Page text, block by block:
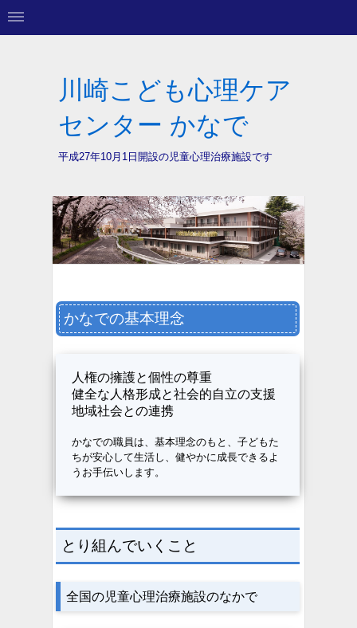
川崎こども心理ケア
センター かなで
平成27年10月1日開設の児童心理治療施設です
かなでの基本理念
人権の擁護と個性の尊重
健全な人格形成と社会的自立の支援
地域社会との連携
かなでの職員は、基本理念のもと、子どもた
ちが安心して生活し、健やかに成長できるよ
うお手伝いします。
とり組んでいくこと
全国の児童心理治療施設のなかで